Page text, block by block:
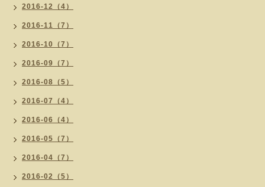
2016-12（4）
2016-11（7）
2016-10（7）
2016-09（7）
2016-08（5）
2016-07（4）
2016-06（4）
2016-05（7）
2016-04（7）
2016-02（5）